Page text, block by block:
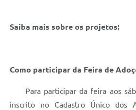
Saiba mais sobre os projetos:
Como participar da Feira de
Para participar da feira aos
inscrito no Cadastro Único dos